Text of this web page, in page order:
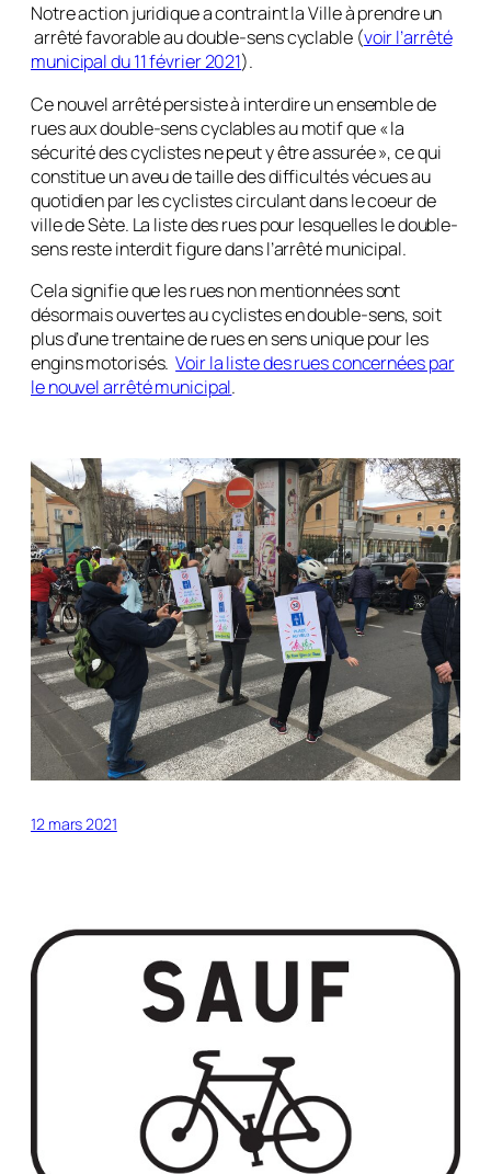
Notre action juridique a contraint la Ville à prendre un
arrêté favorable au double-sens cyclable (voir l’arrêté
municipal du 11 février 2021).
Ce nouvel arrêté persiste à interdire un ensemble de
rues aux double-sens cyclables au motif que «la
sécurité des cyclistes ne peut y être assurée», ce qui
constitue un aveu de taille des difficultés vécues au
quotidien par les cyclistes circulant dans le coeur de
ville de Sète. La liste des rues pour lesquelles le double-
sens reste interdit figure dans l’arrêté municipal.
Cela signifie que les rues non mentionnées sont
désormais ouvertes au cyclistes en double-sens, soit
plus d’une trentaine de rues en sens unique pour les
engins motorisés.Voir la liste des rues concernées par
le nouvel arrêté municipal.
12 mars 2021